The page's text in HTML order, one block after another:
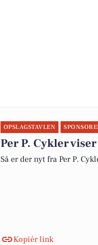
OPSLAGSTAVLEN
Per P. Cykler
Så er der nyt fra Per P.
Kopiér link